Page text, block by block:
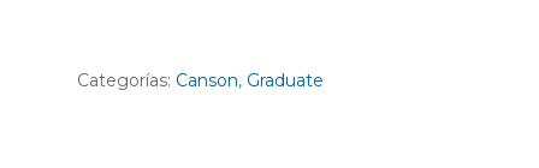
Categorías: Canson, Graduate